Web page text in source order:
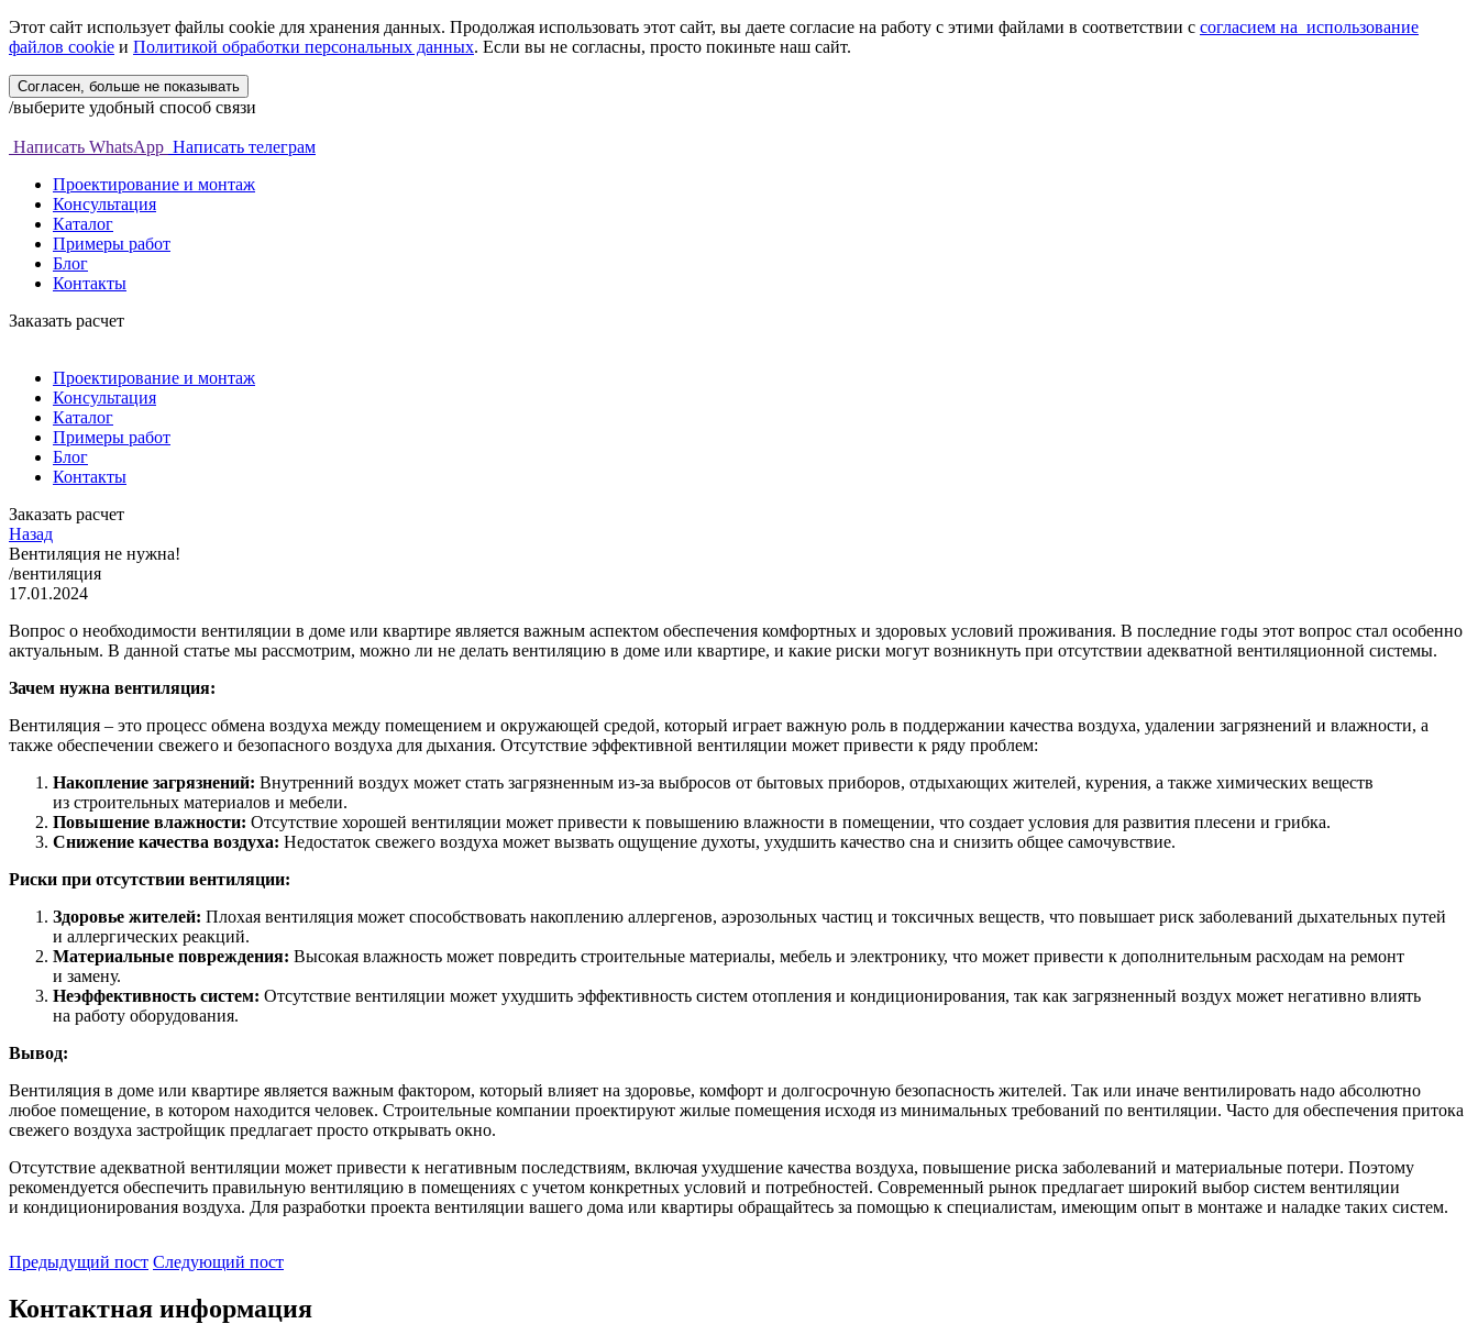
Этот сайт использует файлы cookie для хранения данных. Продолжая использовать этот сайт, вы даете согласие на работу с этими файлами в соответствии с согласием на использование
файлов cookie и Политикой обработки персональных данных. Если вы не согласны, просто покиньте наш сайт.
Согласен, больше не показывать
/выберите удобный способ связи
Написать WhatsApp Написать телеграм
Проектирование и монтаж
Консультация
Каталог
Примеры работ
Блог
Контакты
Заказать расчет
Проектирование и монтаж
Консультация
Каталог
Примеры работ
Блог
Контакты
Заказать расчет
Назад
Вентиляция не нужна!
/вентиляция
17.01.2024
Вопрос о необходимости вентиляции в доме или квартире является важным аспектом обеспечения комфортных и здоровых условий проживания. В последние годы этот вопрос стал особенно
актуальным. В данной статье мы рассмотрим, можно ли не делать вентиляцию в доме или квартире, и какие риски могут возникнуть при отсутствии адекватной вентиляционной системы.
Зачем нужна вентиляция:
Вентиляция – это процесс обмена воздуха между помещением и окружающей средой, который играет важную роль в поддержании качества воздуха, удалении загрязнений и влажности, а
также обеспечении свежего и безопасного воздуха для дыхания. Отсутствие эффективной вентиляции может привести к ряду проблем:
Накопление загрязнений: Внутренний воздух может стать загрязненным из-за выбросов от бытовых приборов, отдыхающих жителей, курения, а также химических веществ
из строительных материалов и мебели.
Повышение влажности: Отсутствие хорошей вентиляции может привести к повышению влажности в помещении, что создает условия для развития плесени и грибка.
Снижение качества воздуха: Недостаток свежего воздуха может вызвать ощущение духоты, ухудшить качество сна и снизить общее самочувствие.
Риски при отсутствии вентиляции:
Здоровье жителей: Плохая вентиляция может способствовать накоплению аллергенов, аэрозольных частиц и токсичных веществ, что повышает риск заболеваний дыхательных путей
и аллергических реакций.
Материальные повреждения: Высокая влажность может повредить строительные материалы, мебель и электронику, что может привести к дополнительным расходам на ремонт
и замену.
Неэффективность систем: Отсутствие вентиляции может ухудшить эффективность систем отопления и кондиционирования, так как загрязненный воздух может негативно влиять
на работу оборудования.
Вывод:
Вентиляция в доме или квартире является важным фактором, который влияет на здоровье, комфорт и долгосрочную безопасность жителей. Так или иначе вентилировать надо абсолютно
любое помещение, в котором находится человек. Строительные компании проектируют жилые помещения исходя из минимальных требований по вентиляции. Часто для обеспечения притока
свежего воздуха застройщик предлагает просто открывать окно.
Отсутствие адекватной вентиляции может привести к негативным последствиям, включая ухудшение качества воздуха, повышение риска заболеваний и материальные потери. Поэтому
рекомендуется обеспечить правильную вентиляцию в помещениях с учетом конкретных условий и потребностей. Современный рынок предлагает широкий выбор систем вентиляции
и кондиционирования воздуха. Для разработки проекта вентиляции вашего дома или квартиры обращайтесь за помощью к специалистам, имеющим опыт в монтаже и наладке таких систем.
Предыдущий пост Следующий пост
Контактная информация